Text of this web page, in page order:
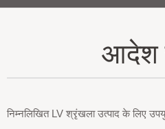
आदेश
निम्नलिखित LV श्रृंखला उत्पाद के लिए